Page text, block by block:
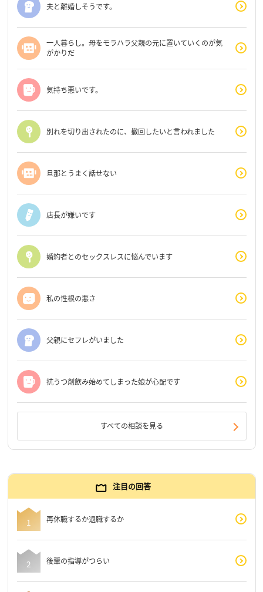
夫と離婚しそうです。
一人暮らし。母をモラハラ父親の元に置いていくのが気
がかりだ
気持ち悪いです。
別れを切り出されたのに、撤回したいと言われました
旦那とうまく話せない
店長が嫌いです
婚約者とのセックスレスに悩んでいます
私の性根の悪さ
父親にセフレがいました
抗うつ剤飲み始めてしまった娘が心配です
すべての相談を見る
注目の回答
再休職するか退職するか
後輩の指導がつらい